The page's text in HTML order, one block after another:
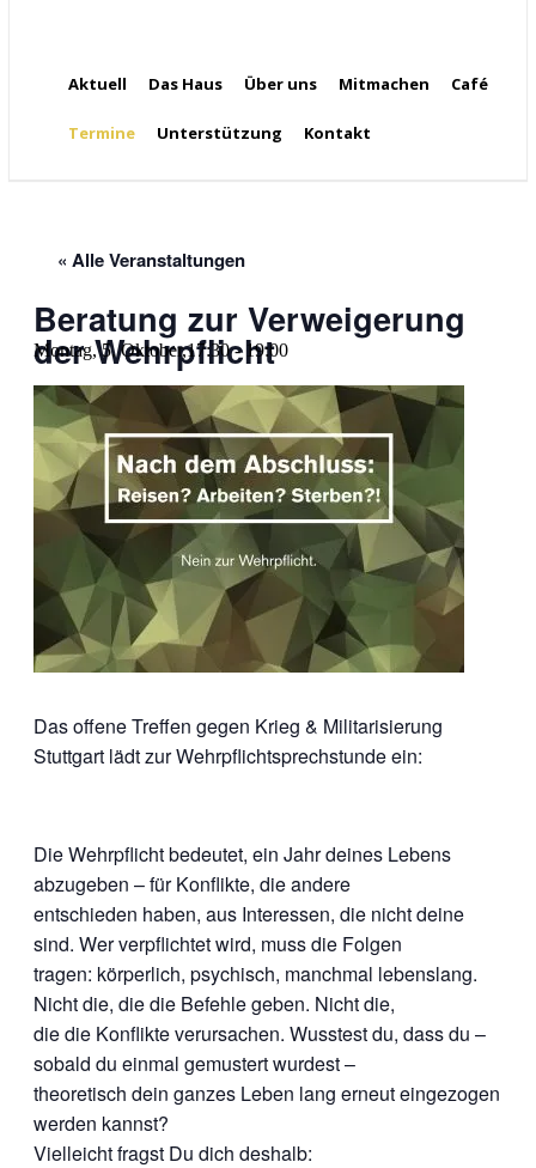
Aktuell Das Haus Über uns Mitmachen Café
Termine Unterstützung Kontakt
« Alle Veranstaltungen
Beratung zur Verweigerung
der Wehrpflicht
Montag, 5. Oktober,17:30- 19:00
Das offene Treffen gegen Krieg & Militarisierung
Stuttgart lädt zur Wehrpflichtsprechstunde ein:
Die Wehrpflicht bedeutet, ein Jahr deines Lebens
abzugeben – für Konflikte, die andere
entschieden haben, aus Interessen, die nicht deine
sind. Wer verpflichtet wird, muss die Folgen
tragen: körperlich, psychisch, manchmal lebenslang.
Nicht die, die die Befehle geben. Nicht die,
die die Konflikte verursachen. Wusstest du, dass du –
sobald du einmal gemustert wurdest –
theoretisch dein ganzes Leben lang erneut eingezogen
werden kannst?
Vielleicht fragst Du dich deshalb: